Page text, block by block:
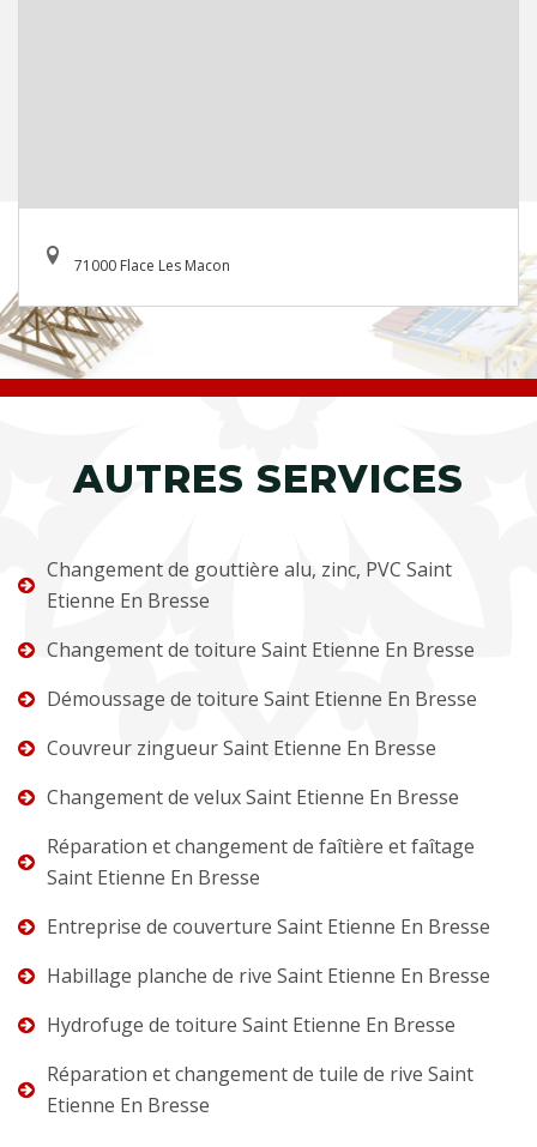
71000 Flace Les Macon
AUTRES SERVICES
Changement de gouttière alu, zinc, PVC Saint
Etienne En Bresse
Changement de toiture Saint Etienne En Bresse
Démoussage de toiture Saint Etienne En Bresse
Couvreur zingueur Saint Etienne En Bresse
Changement de velux Saint Etienne En Bresse
Réparation et changement de faîtière et faîtage
Saint Etienne En Bresse
Entreprise de couverture Saint Etienne En Bresse
Habillage planche de rive Saint Etienne En Bresse
Hydrofuge de toiture Saint Etienne En Bresse
Réparation et changement de tuile de rive Saint
Etienne En Bresse